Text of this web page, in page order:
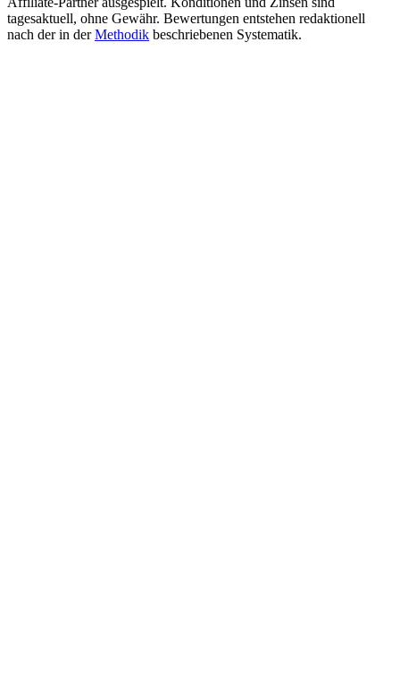
tagesaktuell, ohne Gewähr. Bewertungen entstehen redaktionell
nach der in derMethodik beschriebenen Systematik.